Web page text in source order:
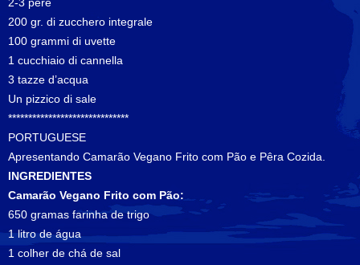
200 gr. di zucchero integrale
100 grammi di uvette
1 cucchiaio di cannella
3 tazze d’acqua
Un pizzico di sale
******************************
PORTUGUESE
Apresentando Camarão Vegano Frito com Pão e Pêra Cozida.
INGREDIENTES
Camarão Vegano Frito com Pão:
650 gramas farinha de trigo
1 litro de água
1 colher de chá de sal